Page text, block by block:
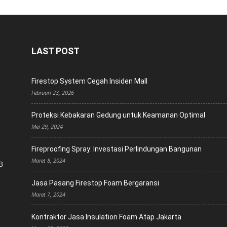
LAST POST
Firestop System Cegah Insiden Mall
Februari 23, 2026
Proteksi Kebakaran Gedung untuk Keamanan Optimal
Mei 29, 2024
Fireproofing Spray: Investasi Perlindungan Bangunan
Maret 8, 2024
Jasa Pasang Firestop Foam Bergaransi
Maret 7, 2024
Kontraktor Jasa Insulation Foam Atap Jakarta